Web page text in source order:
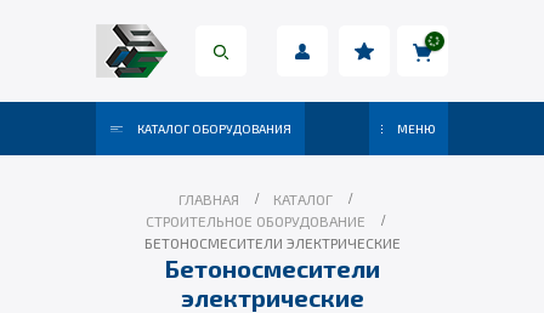
КАТАЛОГ ОБОРУДОВАНИЯ МЕНЮ
ГЛАВНАЯ
КАТАЛОГ
СТРОИТЕЛЬНОЕ ОБОРУДОВАНИЕ
БЕТОНОСМЕСИТЕЛИ ЭЛЕКТРИЧЕСКИЕ
Бетоносмесители
электрические